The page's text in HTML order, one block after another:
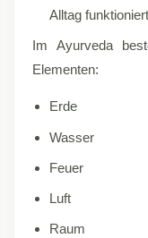
Alltag
Im Ayurveda
Elementen:
Erde
Wasser
Feuer
Luft
Raum